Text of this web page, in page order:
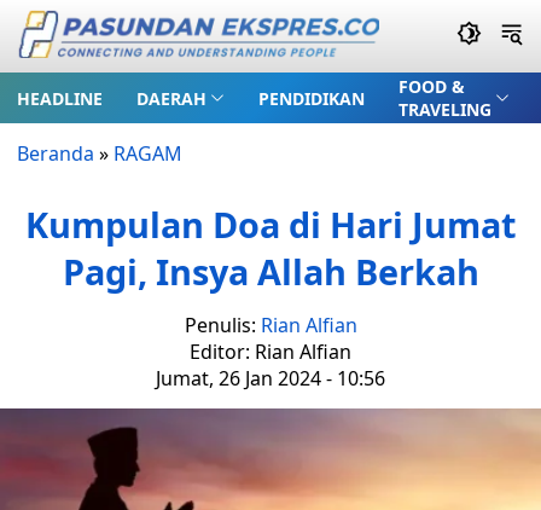
HEADLINE DAERAH PENDIDIKAN
FOOD &
TRAVELING
Beranda » RAGAM
Kumpulan Doa di Hari Jumat
Pagi, Insya Allah Berkah
Penulis: Rian Alfian
Editor: Rian Alfian
Jumat, 26 Jan 2024 - 10:56